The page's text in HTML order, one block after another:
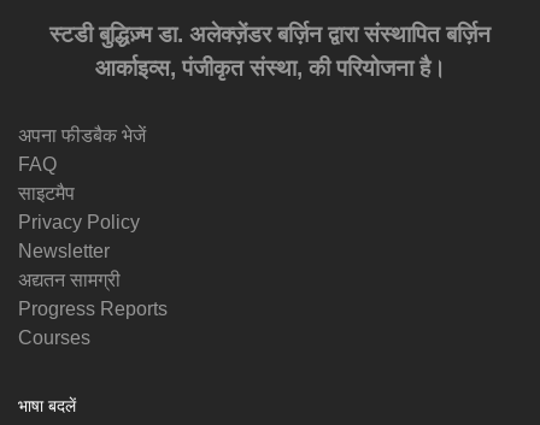
स्टडी बुद्धिज़्म डा. अलेक्ज़ेंडर बर्ज़िन द्वारा संस्थापित बर्ज़िन
आर्काइव्स, पंजीकृत संस्था, की परियोजना है।
अपना फीडबैक भेजें
FAQ
साइटमैप
Privacy Policy
Newsletter
अद्यतन सामग्री
Progress Reports
Courses
भाषा बदलें